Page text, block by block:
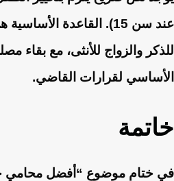
عند سن 15). القاعدة
للذكر والزواج للأنثى، مع بقاء
الأساسي لقرارات القاضي.
خاتمة
في ختام موضوع “أفضل محامي